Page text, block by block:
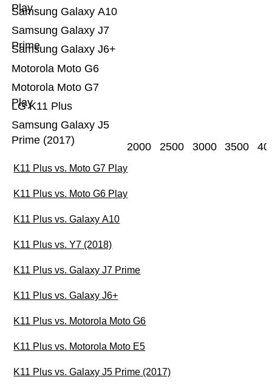
Samsung Galaxy J5
Prime (2017)
LG K11 Plus
Motorola Moto G7
Play
Motorola Moto G6
Samsung Galaxy J6+
Samsung Galaxy J7
Prime
Samsung Galaxy A10
Play
2000 2500 3000 3500
K11 Plus vs. Moto G7 Play
K11 Plus vs. Moto G6 Play
K11 Plus vs. Galaxy A10
K11 Plus vs. Y7 (2018)
K11 Plus vs. Galaxy J7 Prime
K11 Plus vs. Galaxy J6+
K11 Plus vs. Motorola Moto G6
K11 Plus vs. Motorola Moto E5
K11 Plus vs. Galaxy J5 Prime (2017)